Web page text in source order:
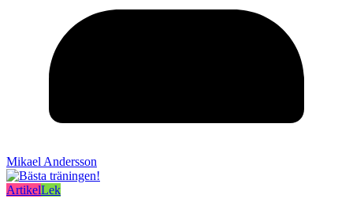
Mikael Andersson
ArtikelLek